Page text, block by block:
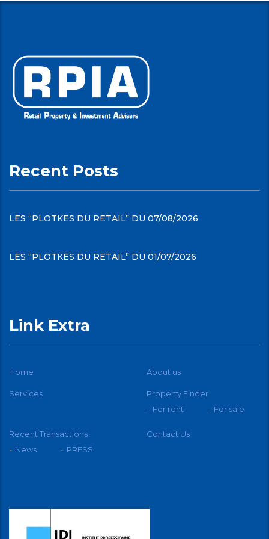
Recent Posts
LES “PLOTKES DU RETAIL” DU 07/08/2026
LES “PLOTKES DU RETAIL” DU 01/07/2026
Link Extra
Home About us
Services
Property Finder
For rent
For sale
Recent Transactions
News
PRESS
Contact Us